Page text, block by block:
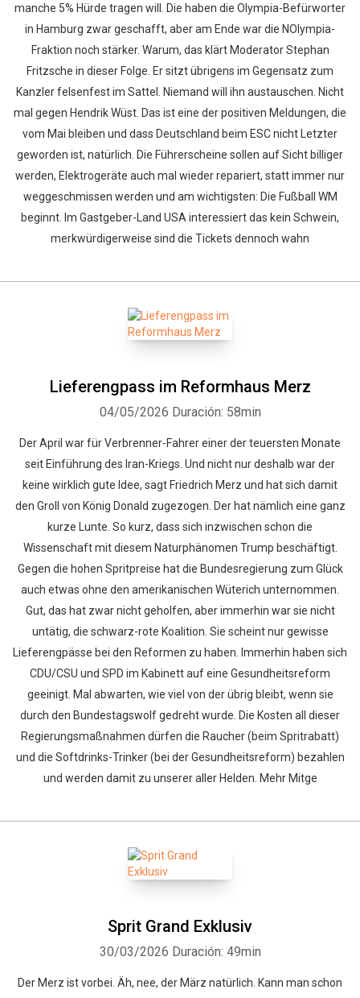
manche 5% Hürde tragen will. Die haben die Olympia-Befürworter
in Hamburg zwar geschafft, aber am Ende war die NOlympia-
Fraktion noch stärker. Warum, das klärt Moderator Stephan
Fritzsche in dieser Folge. Er sitzt übrigens im Gegensatz zum
Kanzler felsenfest im Sattel. Niemand will ihn austauschen. Nicht
mal gegen Hendrik Wüst. Das ist eine der positiven Meldungen, die
vom Mai bleiben und dass Deutschland beim ESC nicht Letzter
geworden ist, natürlich. Die Führerscheine sollen auf Sicht billiger
werden, Elektrogeräte auch mal wieder repariert, statt immer nur
weggeschmissen werden und am wichtigsten: Die Fußball WM
beginnt. Im Gastgeber-Land USA interessiert das kein Schwein,
merkwürdigerweise sind die Tickets dennoch wahn
Lieferengpass im Reformhaus Merz
04/05/2026 Duración: 58min
Der April war für Verbrenner-Fahrer einer der teuersten Monate
seit Einführung des Iran-Kriegs. Und nicht nur deshalb war der
keine wirklich gute Idee, sagt Friedrich Merz und hat sich damit
den Groll von König Donald zugezogen. Der hat nämlich eine ganz
kurze Lunte. So kurz, dass sich inzwischen schon die
Wissenschaft mit diesem Naturphänomen Trump beschäftigt.
Gegen die hohen Spritpreise hat die Bundesregierung zum Glück
auch etwas ohne den amerikanischen Wüterich unternommen.
Gut, das hat zwar nicht geholfen, aber immerhin war sie nicht
untätig, die schwarz-rote Koalition. Sie scheint nur gewisse
Lieferengpässe bei den Reformen zu haben. Immerhin haben sich
CDU/CSU und SPD im Kabinett auf eine Gesundheitsreform
geeinigt. Mal abwarten, wie viel von der übrig bleibt, wenn sie
durch den Bundestagswolf gedreht wurde. Die Kosten all dieser
Regierungsmaßnahmen dürfen die Raucher (beim Spritrabatt)
und die Softdrinks-Trinker (bei der Gesundheitsreform) bezahlen
und werden damit zu unserer aller Helden. Mehr Mitge
Sprit Grand Exklusiv
30/03/2026 Duración: 49min
Der Merz ist vorbei. Äh, nee, der März natürlich. Kann man schon